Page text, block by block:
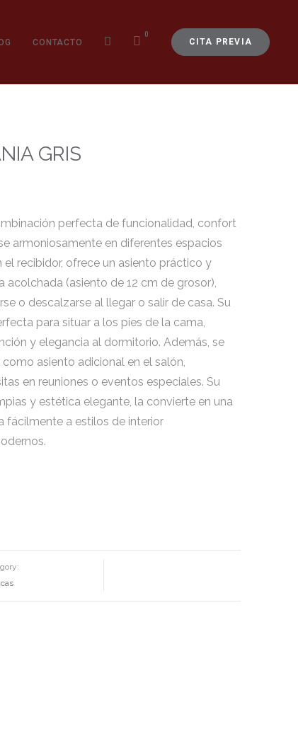
CITA PREVIA
CONTACTO
0
GRIS
perfecta de funcionalidad, confort
armoniosamente en diferentes espacios
el recibidor, ofrece un asiento práctico y
acolchada (asiento de 12 cm de grosor),
o descalzarse al llegar o salir de casa. Su
para situar a los pies de la cama,
y elegancia al dormitorio. Además, se
asiento adicional en el salón,
en reuniones o eventos especiales. Su
y estética elegante, la convierte en una
fácilmente a estilos de interior